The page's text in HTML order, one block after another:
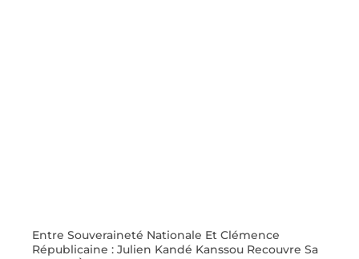
Entre Souveraineté Nationale Et Clémence
Républicaine : Julien Kandé Kanssou Recouvre Sa